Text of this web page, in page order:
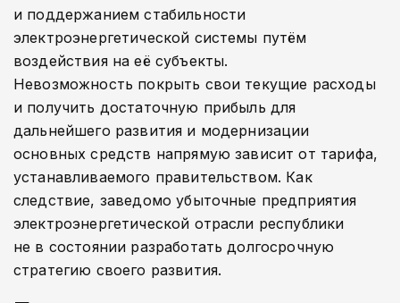
и поддержанием стабильности
электроэнергетической системы путём
воздействия на её субъекты.
Невозможность покрыть свои текущие расходы
и получить достаточную прибыль для
дальнейшего развития и модернизации
основных средств напрямую зависит от тарифа,
устанавливаемого правительством. Как
следствие, заведомо убыточные предприятия
электроэнергетической отрасли республики
не в состоянии разработать долгосрочную
стратегию своего развития.